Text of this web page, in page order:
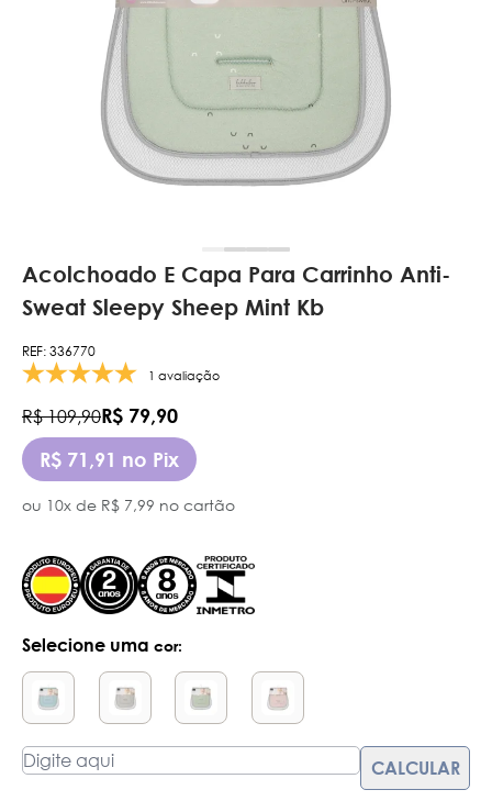
Acolchoado E Capa Para Carrinho Anti-
Sweat Sleepy Sheep Mint Kb
REF: 336770
1 avaliação
R$ 109,90R$ 79,90
R$ 71,91 no Pix
ou 10x de R$ 7,99 no cartão
Selecione uma cor: